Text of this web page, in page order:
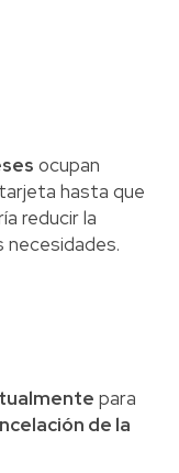
ocupan
hasta que
reducir la
necesidades.
para
de la